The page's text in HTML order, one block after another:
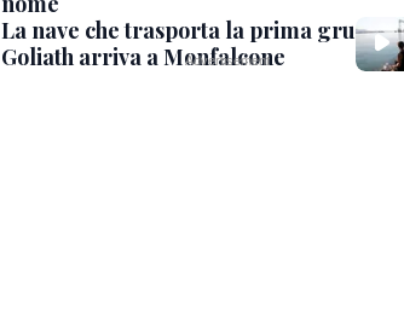
La nave che trasporta la prima gru
Goliath arriva a Monfalcone